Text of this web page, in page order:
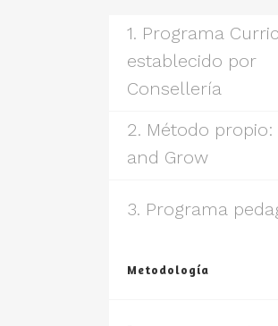
1. Programa
establecido por
Consellería
2. Método propio:
and Grow
3. Programa
Metodología